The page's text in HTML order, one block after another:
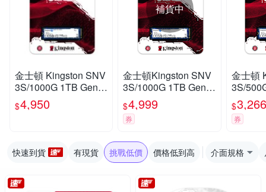
金士頓 Kingston SNV
3S/1000G 1TB Gen 4
NV3 SSD固態硬碟
$4,950
補貨中
金士頓Kingston SNV
3S/1000G 1TB Gen 4
NV3 SSD固態硬碟
$4,999
券
金士頓
3S/500G Gen 4
SSD
$3,266
券
快速到貨 有現貨 挑戰低價 價格低到高 介面規格